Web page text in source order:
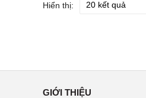
Hiển thị:
GIỚI THIỆU